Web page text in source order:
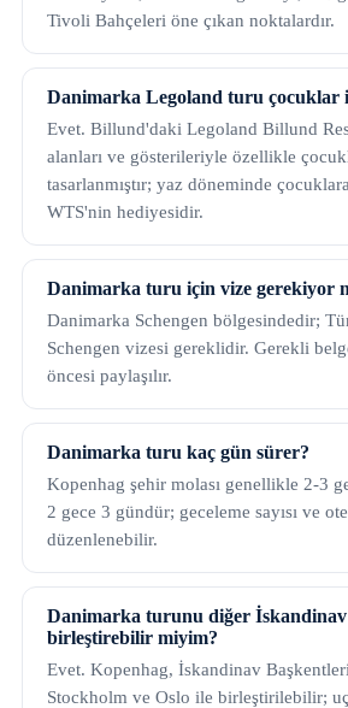
Tivoli Bahçeleri öne çıkan noktalardır.
Danimarka Legoland turu çocuklar
Evet. Billund'daki Legoland Billund
alanları ve gösterileriyle özellikle
tasarlanmıştır; yaz döneminde
WTS'nin hediyesidir.
Danimarka turu için vize gerekiyor
Danimarka Schengen bölgesindedir;
Schengen vizesi gereklidir. Gerekli
öncesi paylaşılır.
Danimarka turu kaç gün sürer?
Kopenhag şehir molası genellikle 2-3
2 gece 3 gündür; geceleme sayısı ve
düzenlenebilir.
Danimarka turunu diğer
birleştirebilir miyim?
Evet. Kopenhag, İskandinav
Stockholm ve Oslo ile birleştirilebilir;